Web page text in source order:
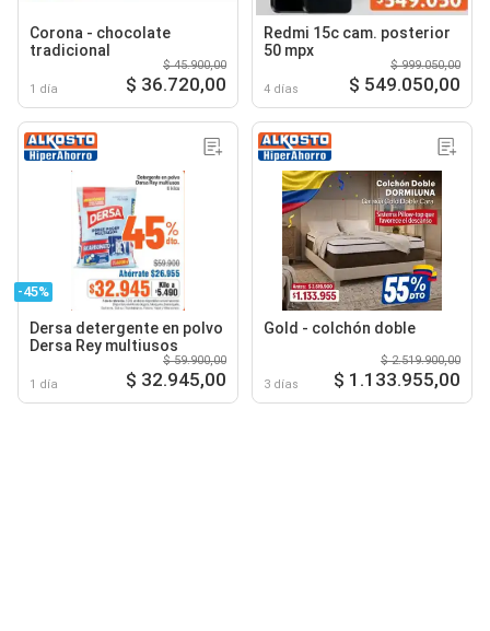
Corona - chocolate
tradicional
1 día
$ 45.900,00
$ 36.720,00
Redmi 15c cam. posterior
50 mpx
4 días
$ 999.050,00
$ 549.050,00
-45%
Dersa detergente en polvo
Dersa Rey multiusos
1 día
$ 59.900,00
$ 32.945,00
Gold - colchón doble
3 días
$ 2.519.900,00
$ 1.133.955,00